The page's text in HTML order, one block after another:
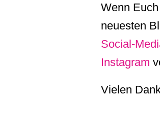
Wenn
neuesten
Social-
Instagram
Vielen